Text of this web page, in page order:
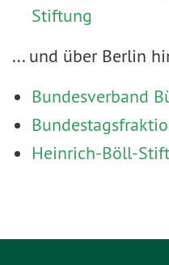
Stiftung
... und über Berlin
Bundesverband
Heinrich-Böll-